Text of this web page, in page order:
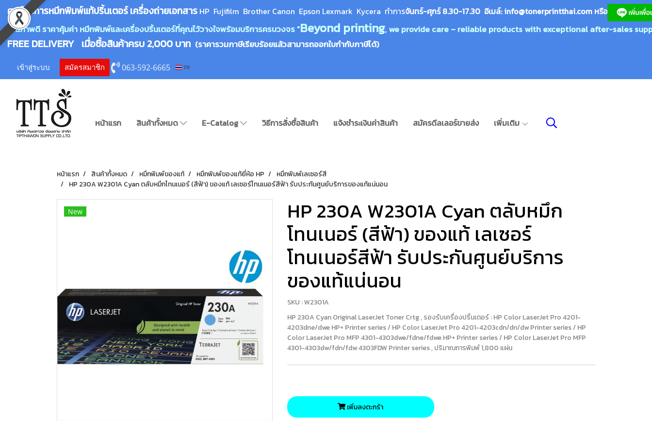
ศูนย์บริการหมึกพิมพ์แท้ปริ้นเตอร์ เครื่องถ่ายเอกสาร HP Fujifilm Brother Canon Epson Lexmark Kycera ทำการจันทร์-ศุกร์ 8.30-17.30 อีเมล์:info@tonerprintthai.com หรือ
คุณภาพดี ราคาคุ้มค่า หมึกพิมพ์และเครื่องปริ้นเตอร์ที่คุณไว้วางใจพร้อมบริการครบวงจร "Beyond printing, we provide care – reliable products with exceptional after-sales
FREE DELIVERY เมื่อซื้อสินค้าครบ 2,000 บาท (ราคารวมภาษีเรียบร้อยแล้วสามารถออกใบกำกับภาษีได้)
เข้าสู่ระบบ สมัครสมาชิก 063-592-6665 TH
หน้าแรก สินค้าทั้งหมด E-Catalog วิธีการสั่งซื้อสินค้า แจ้งชำระเงินค่าสินค้า สมัครดีลเลอร์ขายส่ง เพิ่มเติม
หน้าแรก สินค้าทั้งหมด หมึกพิมพ์ของแท้ หมึกพิมพ์ของแท้ยี่ห้อ HP
หมึกพิมพ์เลเซอร์สี
HP 230A W2301A Cyan ตลับหมึกโทนเนอร์ (สีฟ้า) ของแท้ เลเซอร์โทนเนอร์สีฟ้า รับประกันศูนย์บริการของแท้แน่นอน
New
HP 230A W2301A Cyan ตลับหมึก
โทนเนอร์ (สีฟ้า) ของแท้ เลเซอร์
โทนเนอร์สีฟ้า รับประกันศูนย์บริการ
ของแท้แน่นอน
SKU : W2301A
HP 230A Cyan Original LaserJet Toner Crtg , รองรับเครื่องปริ้นเตอร์ : HP Color LaserJet Pro 4201-
4203dne/dwe HP+ Printer series / HP Color LaserJet Pro 4201-4203cdn/dn/dw Printer series / HP
Color LaserJet Pro MFP 4301-4303dwe/fdne/fdwe HP+ Printer series / HP Color LaserJet Pro MFP
4301-4303dw/fdn/fdw 4303FDW Printer series , ปริมาณการพิมพ์ 1,800 แผ่น
เพิ่มลงตะกร้า